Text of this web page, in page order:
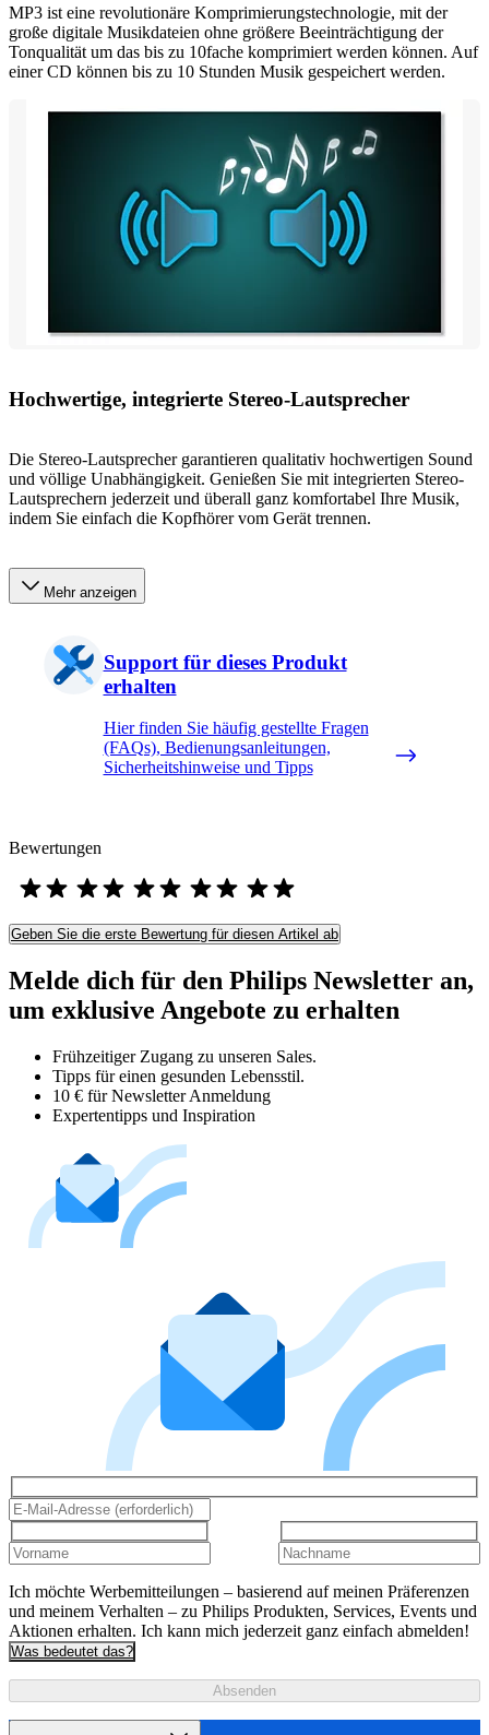
MP3 ist eine revolutionäre Komprimierungstechnologie, mit der
große digitale Musikdateien ohne größere Beeinträchtigung der
Tonqualität um das bis zu 10fache komprimiert werden können. Auf
einer CD können bis zu 10 Stunden Musik gespeichert werden.
Hochwertige, integrierte Stereo-Lautsprecher
Die Stereo-Lautsprecher garantieren qualitativ hochwertigen Sound
und völlige Unabhängigkeit. Genießen Sie mit integrierten Stereo-
Lautsprechern jederzeit und überall ganz komfortabel Ihre Musik,
indem Sie einfach die Kopfhörer vom Gerät trennen.
Mehr anzeigen
Support für dieses Produkt
erhalten
Hier finden Sie häufig gestellte Fragen
(FAQs), Bedienungsanleitungen,
Sicherheitshinweise und Tipps
Bewertungen
Geben Sie die erste Bewertung für diesen Artikel ab
Melde dich für den Philips Newsletter an,
um exklusive Angebote zu erhalten
Frühzeitiger Zugang zu unseren Sales.
Tipps für einen gesunden Lebensstil.
10 € für Newsletter Anmeldung
Expertentipps und Inspiration
Ich möchte Werbemitteilungen – basierend auf meinen Präferenzen
und meinem Verhalten – zu Philips Produkten, Services, Events und
Aktionen erhalten. Ich kann mich jederzeit ganz einfach abmelden!
Was bedeutet das?
Absenden